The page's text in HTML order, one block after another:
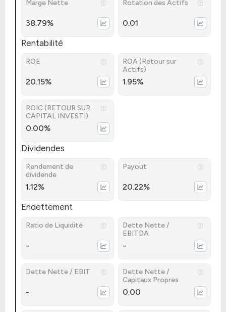
Marge Nette
38.79%
Rotation des Actifs
0.01
Rentabilité
ROE
20.15%
ROA (Retour sur
Actifs)
1.95%
ROIC (RETOUR SUR
CAPITAL INVESTI)
0.00%
Dividendes
Rendement de
dividende
1.12%
Payout
20.22%
Endettement
Ratio de Liquidité
-
Dette Nette /
EBITDA
-
Dette Nette / EBIT
-
Dette Nette /
Capitaux Propres
0.00